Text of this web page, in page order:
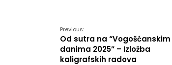
Previous:
Od sutra na “Vogošćanskim
danima 2025” – Izložba
kaligrafskih radova